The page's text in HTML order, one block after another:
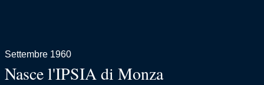
Settembre 1960
Nasce l'IPSIA di Monza